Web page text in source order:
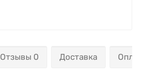
Отзывы 0 Доставка